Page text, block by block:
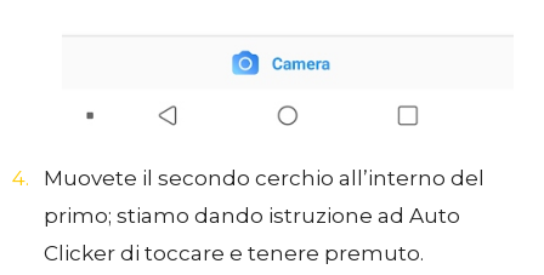
Muovete il secondo cerchio all’interno del
primo; stiamo dando istruzione ad Auto
Clicker di toccare e tenere premuto.